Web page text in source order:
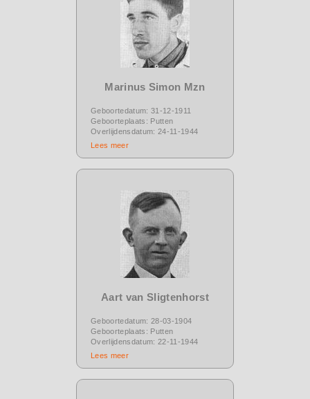
Marinus Simon Mzn
Geboortedatum: 31-12-1911
Geboorteplaats: Putten
Overlijdensdatum: 24-11-1944
Lees meer
Aart van Sligtenhorst
Geboortedatum: 28-03-1904
Geboorteplaats: Putten
Overlijdensdatum: 22-11-1944
Lees meer